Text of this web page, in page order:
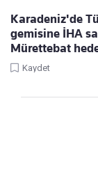
Karadeniz'de
gemisine İHA
Mürettebat
Kaydet